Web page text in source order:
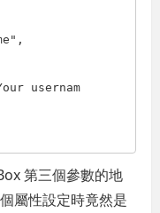
,
usernam
第三個參數的地
個屬性設定時竟然是